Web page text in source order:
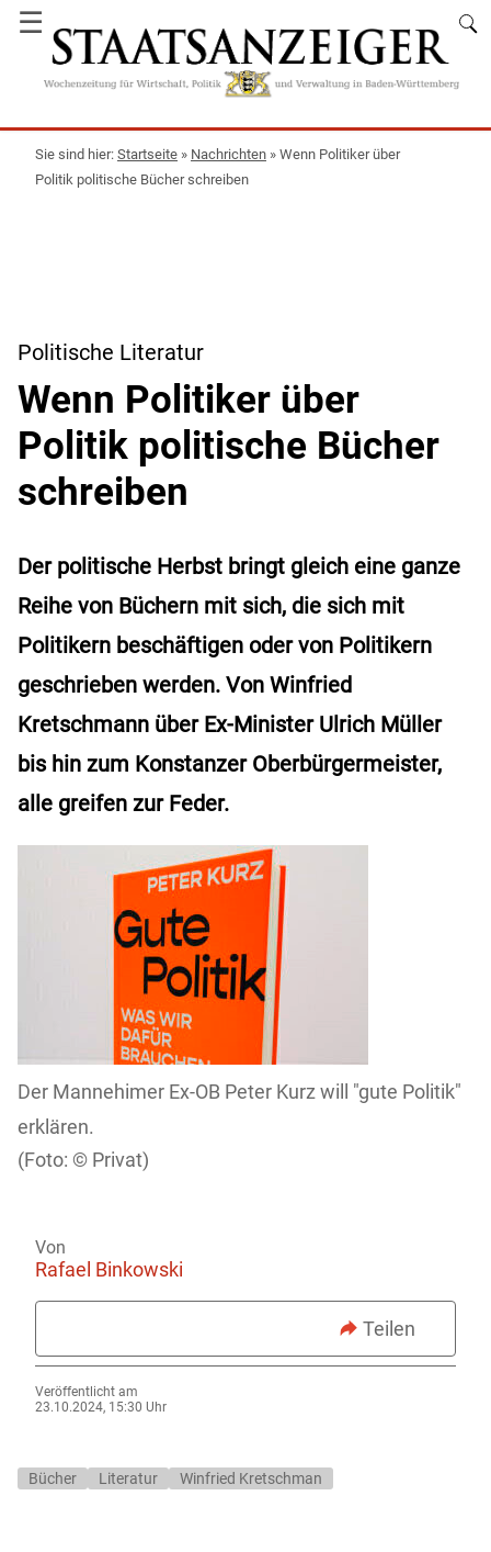
☰
Startseite » Nachrichten » Wenn Politiker über
Politik politische Bücher schreiben
Politische Literatur
Wenn Politiker über
Politik politische Bücher
schreiben
Der politische Herbst bringt gleich eine ganze
Reihe von Büchern mit sich, die sich mit
Politikern beschäftigen oder von Politikern
geschrieben werden. Von Winfried
Kretschmann über Ex-Minister Ulrich Müller
bis hin zum Konstanzer Oberbürgermeister,
alle greifen zur Feder.
Der Mannehimer Ex-OB Peter Kurz will "gute Politik"
erklären.
Privat)
Von
Rafael Binkowski
Teilen
Veröffentlicht am
23.10.2024, 15:30 Uhr
Bücher Literatur Winfried Kretschman